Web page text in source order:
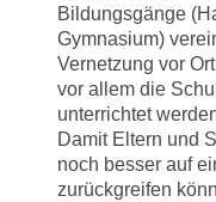
Bildungsgänge
Gymnasium)
Vernetzung vor
vor allem die
unterrichtet
Damit Eltern und
noch besser auf
zurückgreifen